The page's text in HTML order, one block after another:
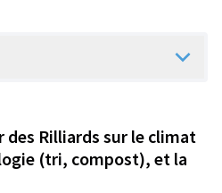
des Rilliards sur le climat
(tri, compost), et la